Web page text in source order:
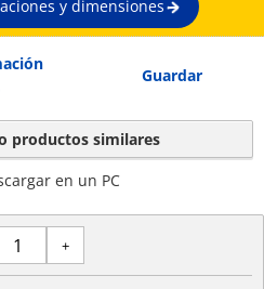
y dimensiones
Guardar
productos similares
en un PC
+